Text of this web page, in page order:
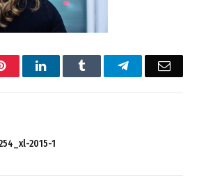
PinterestLinkedIn Tumblr Telegram
2015-1